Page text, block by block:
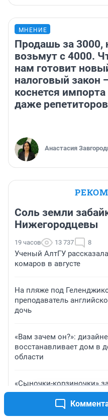
МНЕНИЕ
Продашь за 3000,
возьмут с 4000.
нам готовит
налоговый закон
коснется импорта
даже репетиторов
Анастасия
Соль земли
Нижегородцевы
19 часов 13 737 8
Ученый АлтГУ
комаров в августе
На пляже под
преподаватель
дочь
«Вам зачем он?»:
восстанавливает дом в
области
«Сыночки-корзиночки»
почему уральские парни